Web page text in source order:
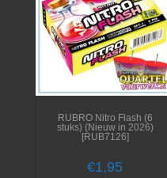
RUBRO Nitro Flash (6
stuks) (Nieuw in 2026)
[RUB7126]
€1,95